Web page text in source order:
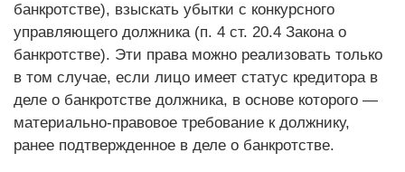
банкротстве), взыскать убытки с конкурсного
управляющего должника (п. 4 ст. 20.4 Закона о
банкротстве). Эти права можно реализовать только
в том случае, если лицо имеет статус кредитора в
деле о банкротстве должника, в основе которого —
материально-правовое требование к должнику,
ранее подтвержденное в деле о банкротстве.